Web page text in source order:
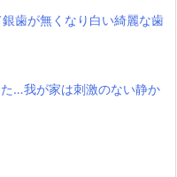
歯が無くなり白い綺麗な歯
…我が家は刺激のない静か